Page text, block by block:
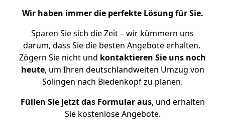
Wir haben immer die perfekte Lösung für Sie.
Sparen Sie sich die Zeit – wir kümmern uns
darum, dass Sie die besten Angebote erhalten.
Zögern Sie nicht und kontaktieren Sie uns noch
heute, um Ihren deutschlandweiten Umzug von
Solingen nach Biedenkopf zu planen.
Füllen Sie jetzt das Formular aus, und erhalten
Sie kostenlose Angebote.